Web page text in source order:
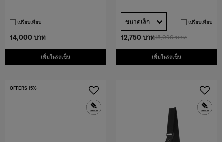
14,000 บาท
เพิ่มในรถเข็น
เปรียบเทียบ
15,000 บาท
12,750 บาท
เพิ่มในรถเข็น
ขนาดเล็ก เปรียบเทียบ
OFFERS 15%